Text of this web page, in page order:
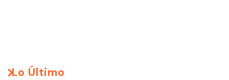
Lo Último